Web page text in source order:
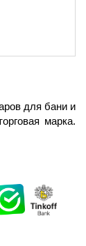
для бани и
марка.